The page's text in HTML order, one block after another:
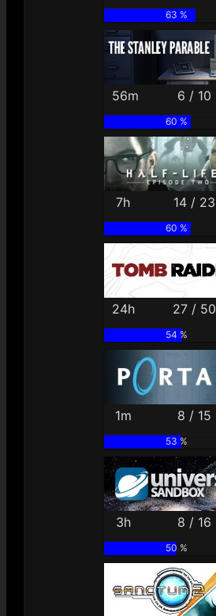
63 %
56m 6 / 10
60 %
7h 14 / 23
60 %
24h 27 / 50
54 %
1m 8 / 15
53 %
3h 8 / 16
50 %